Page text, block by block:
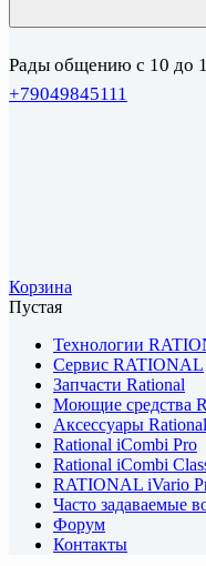
Рады общению с 10 до
+79049845111
Корзина
Пустая
Технологии
Сервис RATIONAL
Запчасти Rational
Моющие средства
Аксессуары Rational
Rational iCombi Pro
Rational iCombi
RATIONAL iVario
Часто задаваемые
Форум
Контакты